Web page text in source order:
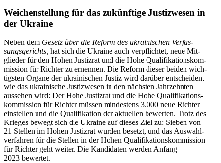
Wei­chen­stel­lung für das zukünf­tige Jus­tiz­we­sen in
der Ukraine
Neben dem Gesetz überdie Reform des ukrai­ni­schen Ver­fas­
sungs­ge­richts, hat sich die Ukraine auch ver­pflich­tet, neue Mit­
glie­der für den Hohen Jus­tiz­rat und die Hohe Qua­li­fi­ka­ti­ons­kom­
mis­sion für Richter zu ernen­nen. Die Reform dieser beiden wich­
tigs­ten Organe der ukrai­ni­schen Justiz wird darüber ent­schei­den,
wie das ukrai­ni­sche Jus­tiz­we­sen in den nächs­ten Jahr­zehn­ten
aus­se­hen wird: Der Hohe Jus­tiz­rat und die Hohe Qua­li­fi­ka­ti­ons­
kom­mis­sion für Richter müssen min­des­tens 3.000 neue Richter
ein­stel­len und die Qua­li­fi­ka­tion der aktu­el­len bewer­ten. Trotz des
Krieges bewegt sich die Ukraine auf dieses Ziel zu: Sieben von
21 Stellen im Hohen Jus­tiz­rat wurden besetzt, und das Aus­wahl­
ver­fah­ren für die Stellen in der Hohen Qua­li­fi­ka­ti­ons­kom­mis­sion
für Richter geht weiter. Die Kan­di­da­ten werden Anfang
2023 bewertet.